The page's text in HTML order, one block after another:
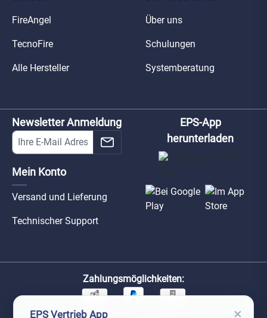
FireAngel
TecnoFire
Alle Hersteller
Über uns
Schulungen
Systemberatung
Newsletter Anmeldung
Mein Konto
Versand und Lieferung
Technischer Support
EPS-App
herunterladen
Zahlungsmöglichkeiten:
EPS Vertrieb App ×